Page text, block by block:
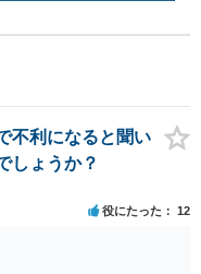
不利になると聞い
しょうか？
役にたった 12